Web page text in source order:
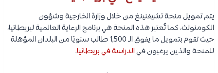
يتم تمويل منحة تشيفنينغ من خلال وزارة الخارجية وشؤون
الكومنولث، كما تُعتبر هذه المنحة هي برنامج الرعاية العالمية لبريطانيا،
حيث تقوم بتمويل ما يفوق الـ 1,500 طالب سنويًا من البلدان المؤهلة
للمنحة والذين يرغبون فيالدراسة في بريطانيا.